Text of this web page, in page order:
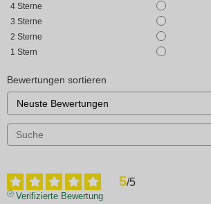
4 Sterne
3 Sterne
2 Sterne
1 Stern
Bewertungen sortieren
5/5
Verifizierte Bewertung